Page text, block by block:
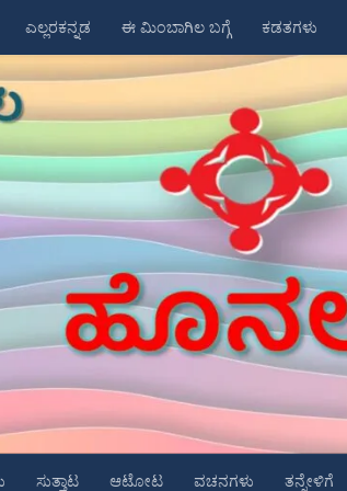
ಎಲ್ಲರಕನ್ನಡ ಈ ಮಿಂಬಾಗಿಲ ಬಗ್ಗೆ ಕಡತಗಳು
ಸುತ್ತಾಟ ಆಟೋಟ ವಚನಗಳು ತನ್ನೇಳಿಗೆ